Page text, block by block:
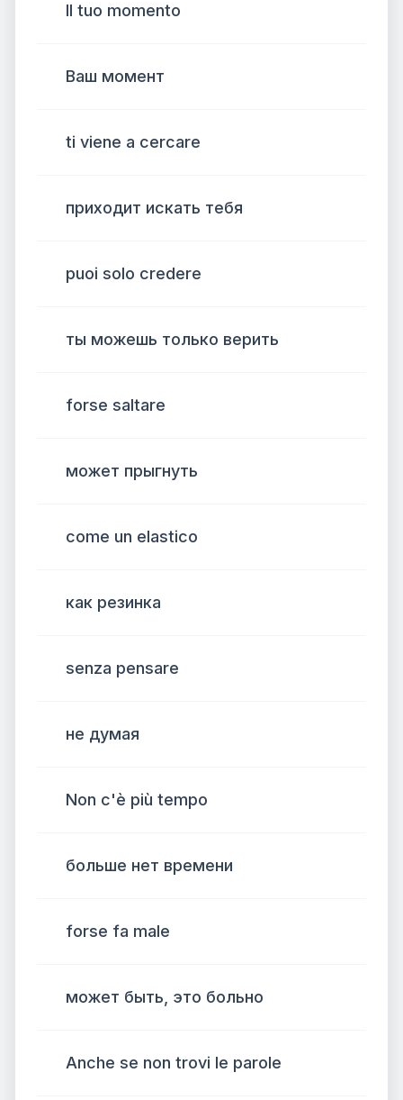
Il tuo momento
Ваш момент
ti viene a cercare
приходит искать тебя
puoi solo credere
ты можешь только верить
forse saltare
может прыгнуть
come un elastico
как резинка
senza pensare
не думая
Non c'è più tempo
больше нет времени
forse fa male
может быть, это больно
Anche se non trovi le parole